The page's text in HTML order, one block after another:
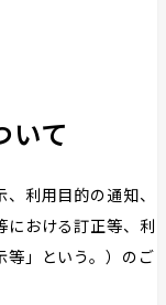
いて
利用目的の通知、
における訂正等、利
等」という。）のご